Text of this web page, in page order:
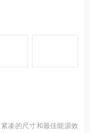
凑的尺寸和最佳能源效